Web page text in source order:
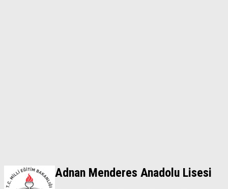
Adnan Menderes Anadolu Lisesi